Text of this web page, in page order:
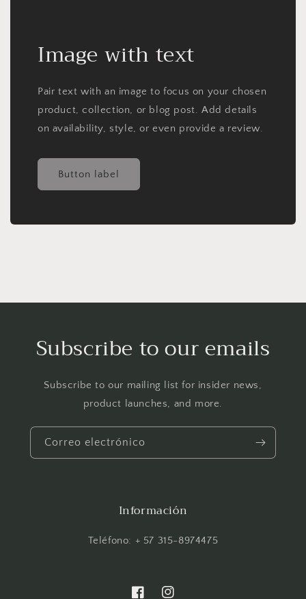
Image with text
Pair text with an image to focus on your chosen
product, collection, or blog post. Add details
on availability, style, or even provide a review.
Button label
Subscribe to our emails
Subscribe to our mailing list for insider news,
product launches, and more.
Correo electrónico
Información
Teléfono: + 57 315-8974475